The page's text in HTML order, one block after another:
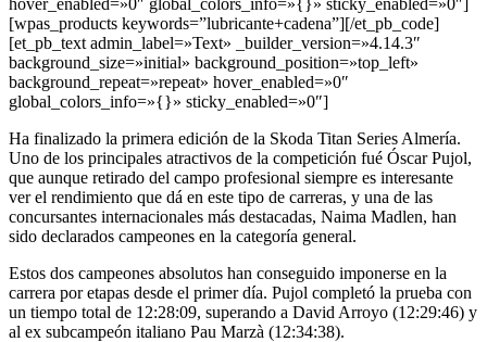
[wpas_products keywords=”lubricante+cadena”][/et_pb_code]
[et_pb_text admin_label=»Text» _builder_version=»4.14.3″
background_size=»initial» background_position=»top_left»
background_repeat=»repeat» hover_enabled=»0″
global_colors_info=»{}» sticky_enabled=»0″]
Ha finalizado la primera edición de la Skoda Titan Series Almería.
Uno de los principales atractivos de la competición fué Óscar Pujol,
que aunque retirado del campo profesional siempre es interesante
ver el rendimiento que dá en este tipo de carreras, y una de las
concursantes internacionales más destacadas, Naima Madlen, han
sido declarados campeones en la categoría general.
Estos dos campeones absolutos han conseguido imponerse en la
carrera por etapas desde el primer día. Pujol completó la prueba con
un tiempo total de 12:28:09, superando a David Arroyo (12:29:46) y
al ex subcampeón italiano Pau Marzà (12:34:38).